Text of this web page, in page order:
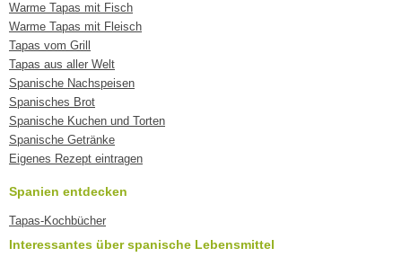
Warme Tapas mit Fisch
Warme Tapas mit Fleisch
Tapas vom Grill
Tapas aus aller Welt
Spanische Nachspeisen
Spanisches Brot
Spanische Kuchen und Torten
Spanische Getränke
Eigenes Rezept eintragen
Spanien entdecken
Tapas-Kochbücher
Interessantes über spanische Lebensmittel